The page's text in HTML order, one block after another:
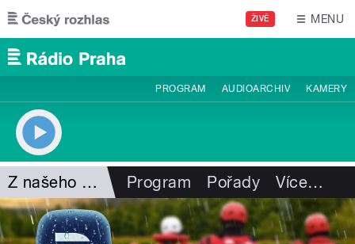
Přejít k hlavnímu obsahu
ŽIVĚ MENU
PROGRAM AUDIOARCHIV KAMERY
Z našeho vysílání Program Pořady Více…